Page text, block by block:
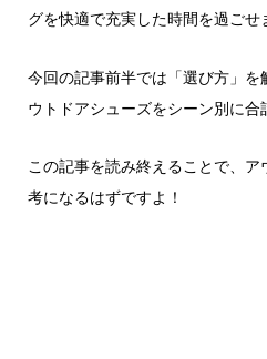
グを快適で充実した時間を過ごせ
今回の記事前半では「選び方」
ウトドアシューズをシーン別に合
この記事を読み終えることで、
考になるはずですよ！